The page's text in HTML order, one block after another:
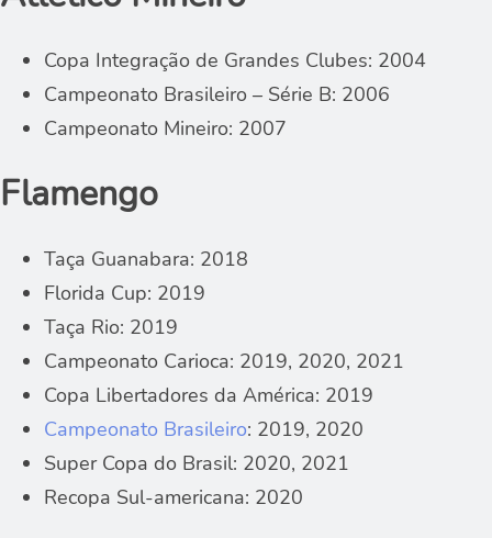
Copa Integração de Grandes Clubes: 2004
Campeonato Brasileiro – Série B: 2006
Campeonato Mineiro: 2007
Flamengo
Taça Guanabara: 2018
Florida Cup: 2019
Taça Rio: 2019
Campeonato Carioca: 2019, 2020, 2021
Copa Libertadores da América: 2019
Campeonato Brasileiro: 2019, 2020
Super Copa do Brasil: 2020, 2021
Recopa Sul-americana: 2020